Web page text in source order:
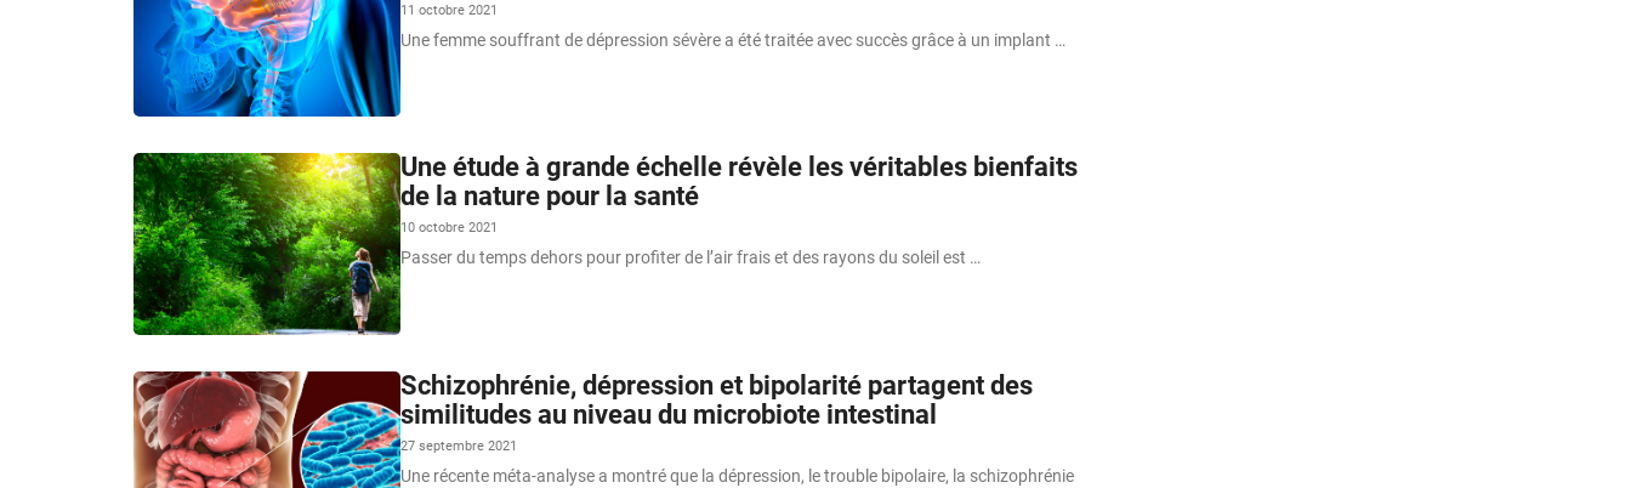
11 octobre 2021
Une femme souffrant de dépression sévère a été traitée avec succès grâce à un implant …
Une étude à grande échelle révèle les véritables bienfaits
de la nature pour la santé
10 octobre 2021
Passer du temps dehors pour profiter de l’air frais et des rayons du soleil est …
Schizophrénie, dépression et bipolarité partagent des
similitudes au niveau du microbiote intestinal
27 septembre 2021
Une récente méta-analyse a montré que la dépression, le trouble bipolaire, la schizophrénie